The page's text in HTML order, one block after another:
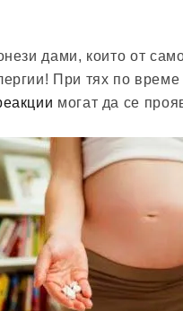
дами, които от
При тях по
могат да се